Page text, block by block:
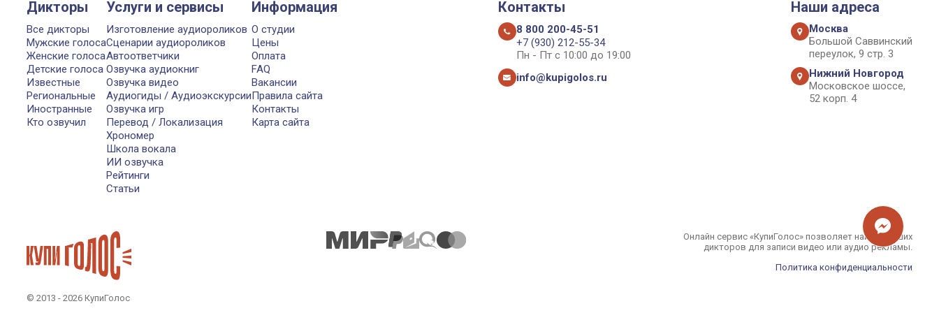
Дикторы
Все дикторы
Мужские голоса
Женские голоса
Детские голоса
Известные
Региональные
Иностранные
Кто озвучил
Услуги и сервисы
Изготовление аудиороликов
Сценарии аудиороликов
Автоответчики
Озвучка аудиокниг
Озвучка видео
Аудиогиды / Аудиоэкскурсии
Озвучка игр
Перевод / Локализация
Хрономер
Школа вокала
ИИ озвучка
Рейтинги
Статьи
Информация
О студии
Цены
Оплата
FAQ
Вакансии
Правила сайта
Контакты
Карта сайта
Контакты
8 800 200-45-51
+7 (930) 212-55-34
Пн - Пт с 10:00 до 19:00
info@kupigolos.ru
Наши адреса
Москва
Большой Саввинский
переулок, 9 стр. 3
Нижний Новгород
Московское шоссе,
52 корп. 4
© 2013 - 2026 КупиГолос
Онлайн сервис «КупиГолос» позволяет найти лучших
дикторов для записи видео или аудио рекламы.
Политика конфиденциальности